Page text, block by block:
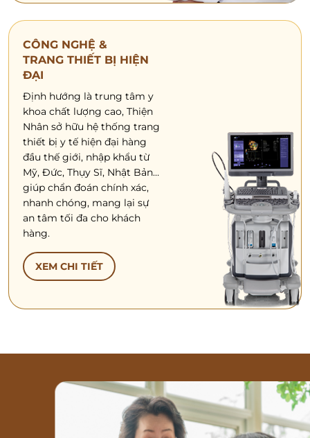
CÔNG NGHỆ &
TRANG THIẾT BỊ HIỆN
ĐẠI
Định hướng là trung tâm y
khoa chất lượng cao, Thiện
Nhân sở hữu hệ thống trang
thiết bị y tế hiện đại hàng
đầu thế giới, nhập khẩu từ
Mỹ, Đức, Thụy Sĩ, Nhật Bản…
giúp chẩn đoán chính xác,
nhanh chóng, mang lại sự
an tâm tối đa cho khách
hàng.
XEM CHI TIẾT